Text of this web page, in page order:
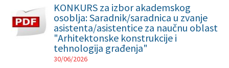
KONKURS za izbor akademskog
osoblja: Saradnik/saradnica u zvanje
asistenta/asistentice za naučnu oblast
"Arhitektonske konstrukcije i
tehnologija građenja"
30/06/2026